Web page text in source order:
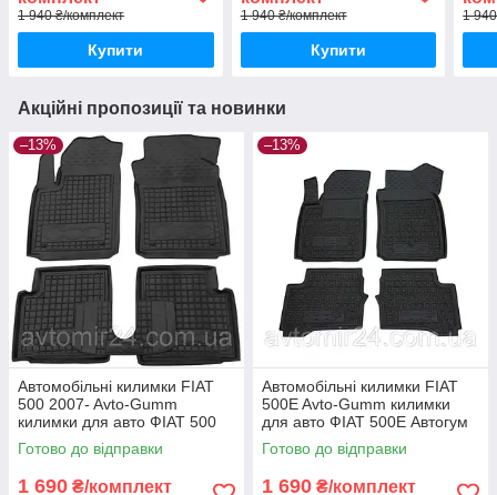
1 940 ₴/комплект
Купити
1 940 ₴/комплект
Купити
1
Акційні пропозиції та новинки
–13%
Автомобільні килимки FIAT
500 2007- Avto-Gumm
килимки для авто ФІАТ 500
2007- Автогум
Готово до відправки
1 690 ₴/комплект
–13%
Автомобільні килимки FIAT
500E Avto-Gumm килимки
для авто ФІАТ 500Е Автогум
Готово до відправки
1 690 ₴/комплект